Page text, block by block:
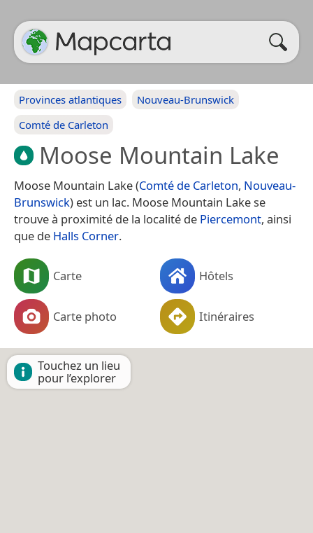
Provinces atlantiques
Nouveau-Brunswick
Comté de Carleton
Moose Mountain Lake
Moose Mountain Lake (Comté de Carleton, Nouveau-
Brunswick) est un lac. Moose Mountain Lake se
trouve à proximité de la localité de Piercemont, ainsi
que de Halls Corner.
Carte Hôtels
Carte photo Itinéraires
Touchez un lieu
pour l’explorer